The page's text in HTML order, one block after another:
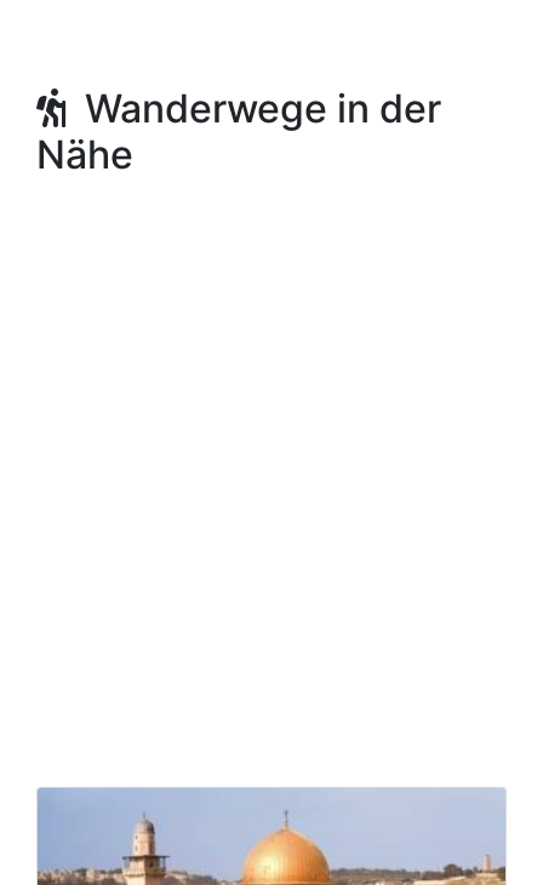
Wanderwege in der
Nähe